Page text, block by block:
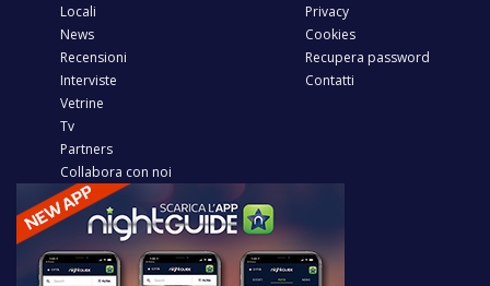
Locali
News
Recensioni
Interviste
Vetrine
Tv
Partners
Collabora con noi
Privacy
Cookies
Recupera password
Contatti